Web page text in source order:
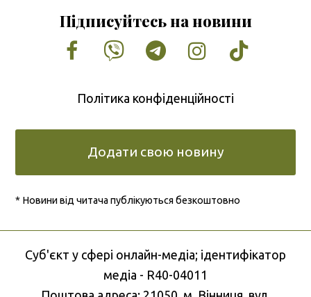
Підписуйтесь на новини
Facebook
VimeoTumblrInstagram
Tiktok
Політика конфіденційності
Додати свою новину
* Новини від читача публікуються безкоштовно
Cуб'єкт у сфері онлайн-медіа; ідентифікатор
медіа - R40-04011